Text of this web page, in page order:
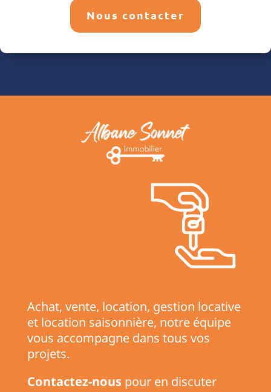
Nous contacter
Achat, vente, location, gestion locative
et location saisonnière, notre équipe
vous accompagne dans tous vos
projets.
Contactez-nouspour en discuter